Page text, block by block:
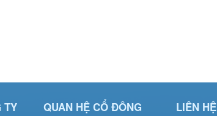
TY QUAN HỆ CỔ ĐÔNG LIÊN HỆ